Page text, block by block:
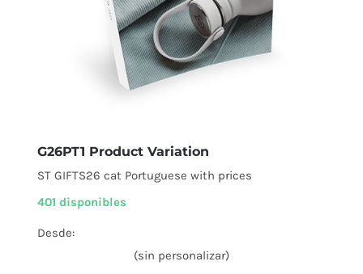
G26PT1 Product Variation
ST GIFTS26 cat Portuguese with prices
401 disponibles
Desde:
(sin personalizar)